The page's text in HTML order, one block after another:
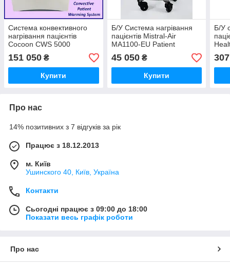
Система конвективного
нагрівання пацієнтів
Cocoon CWS 5000
Warming System
151 050 ₴
Купити
Б/У Система нагрівання
пацієнтів Mistral-Air
MA1100-EU Patient
Warming System (Used) 1
45 050₴
Купити
Б/У
Про нас
14% позитивних з 7 відгуків за рік
Працює з 18.12.2013
м. Київ
Ушинского 40, Київ, Україна
Контакти
Сьогодні працює з 09:00 до 18:00
Показати весь графік роботи
Про нас